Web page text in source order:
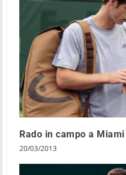
Rado in campo a Miami
20/03/2013